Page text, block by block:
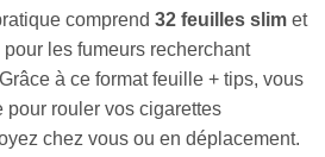
comprend 32 feuilles slim et
pour les fumeurs recherchant
à ce format feuille + tips, vous
pour rouler vos cigarettes
chez vous ou en déplacement.